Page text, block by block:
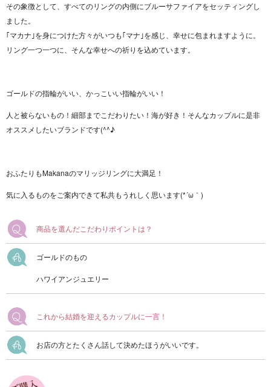
その象徴として、すべてのリングの内側にブルーサファイアをセッティングし
ました。
｢マカナ｣を身につけた方々がいつも｢マナ｣を感じ、幸せに包まれますように。
リング一つ一つに、そんな幸せへの祈りを込めています。
ゴールドの指輪がいい、かっこいい指輪がいい！
人と被らないもの！細部までこだわりたい！海が好き！そんなカップルに是非
オススメしたいブランドです(^^♪
おふたりもMakanaのマリッジリングに大満足！
気に入るものをご案内できて私共もうれしく思います(*´ω｀)
商品を選んだこだわりポイントは？
ゴールドのもの
ハワイアンジュエリー
これから結婚を迎えるカップルに一言！
お店の方とたくさん話して決めたほうがいいです。